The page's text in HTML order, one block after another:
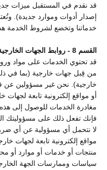
قد نقدم في المستقبل ميزات
إصدار أدوات وموارد جديدة).
خدماتنا وتخضع لشروط الخدمة
القسم 8 - روابط الجهات الخارجية
قد تحتوي الخدمات على مواد
من قِبل جهات خارجية (بما في
خارجية). نحن غير مسؤولين عن
أو مواقع إلكترونية تابعة لجهات
مغادرة الخدمات للوصول إلى هذه
فإنك تفعل ذلك على مسؤوليتك
لا نتحمل أي مسؤولية عن أي
مواقع إلكترونية تابعة لجهات
منتجات أو خدمات أو موارد أو
سياسات وممارسات الجهة